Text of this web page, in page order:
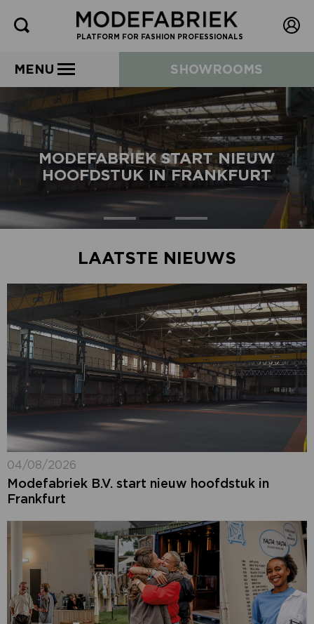
PLATFORM FOR FASHION PROFESSIONALS
MENU SHOWROOMS
MODEFABRIEK START NIEUW
HOOFDSTUK IN FRANKFURT
LAATSTE NIEUWS
04/08/2026
Modefabriek B.V. start nieuw hoofdstuk in
Frankfurt